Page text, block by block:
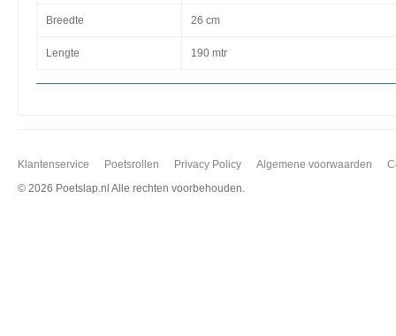
Breedte 26 cm
Lengte 190 mtr
Klantenservice Poetsrollen Privacy Policy Algemene voorwaarden
© 2026 Poetslap.nl Alle rechten voorbehouden.